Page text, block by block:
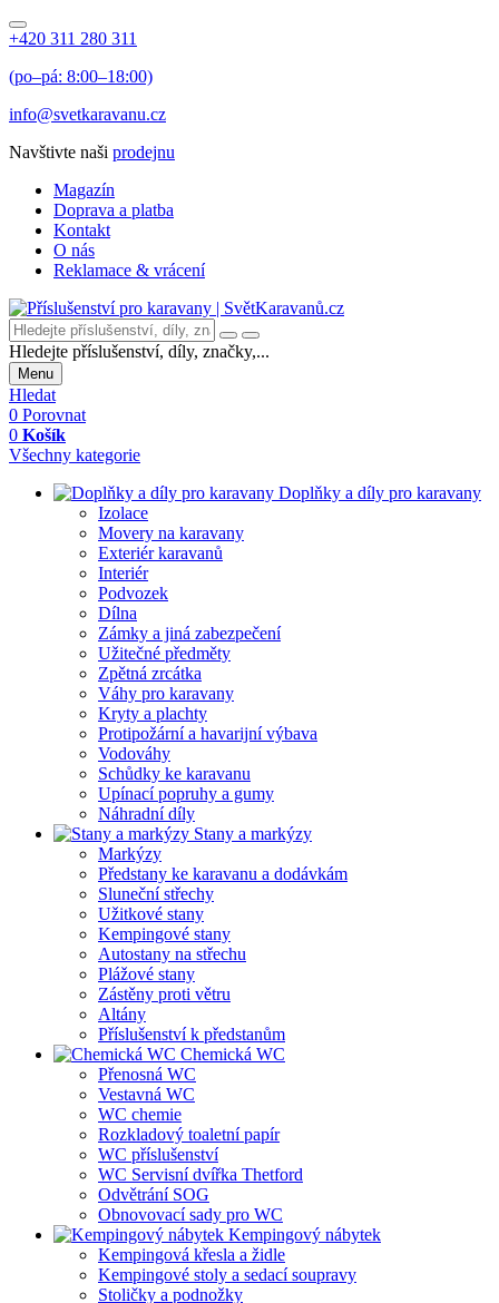
+420 311 280 311
(po–pá: 8:00–18:00)
info@svetkaravanu.cz
Navštivte naši prodejnu
Magazín
Doprava a platba
Kontakt
O nás
Reklamace & vrácení
Hledejte příslušenství, díly, značky,...
Menu
Hledat
0 Porovnat
0 Košík
Všechny kategorie
Doplňky a díly pro karavany
Izolace
Movery na karavany
Exteriér karavanů
Interiér
Podvozek
Dílna
Zámky a jiná zabezpečení
Užitečné předměty
Zpětná zrcátka
Váhy pro karavany
Kryty a plachty
Protipožární a havarijní výbava
Vodováhy
Schůdky ke karavanu
Upínací popruhy a gumy
Náhradní díly
Stany a markýzy
Markýzy
Předstany ke karavanu a dodávkám
Sluneční střechy
Užitkové stany
Kempingové stany
Autostany na střechu
Plážové stany
Zástěny proti větru
Altány
Příslušenství k předstanům
Chemická WC
Přenosná WC
Vestavná WC
WC chemie
Rozkladový toaletní papír
WC příslušenství
WC Servisní dvířka Thetford
Odvětrání SOG
Obnovovací sady pro WC
Kempingový nábytek
Kempingová křesla a židle
Kempingové stoly a sedací soupravy
Stoličky a podnožky